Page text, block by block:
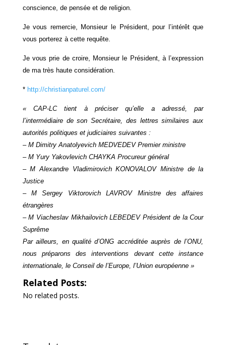
conscience, de pensée et de religion.
Je vous remercie, Monsieur le Président, pour l’intérêt que
vous porterez à cette requête.
Je vous prie de croire, Monsieur le Président, à l’expression
de ma très haute considération.
* http://christianpaturel.com/
« CAP-LC tient à préciser qu’elle a adressé, par
l’intermédiaire de son Secrétaire, des lettres similaires aux
autorités politiques et judiciaires suivantes :
– M Dimitry Anatolyevich MEDVEDEV Premier ministre
– M Yury Yakovlevich CHAYKA Procureur général
– M Alexandre Vladimirovich KONOVALOV Ministre de la
Justice
– M Sergey Viktorovich LAVROV Ministre des affaires
étrangères
– M Viacheslav Mikhailovich LEBEDEV Président de la Cour
Suprême
Par ailleurs, en qualité d’ONG accréditée auprès de l’ONU,
nous préparons des interventions devant cette instance
internationale, le Conseil de l’Europe, l’Union européenne »
Related Posts:
No related posts.